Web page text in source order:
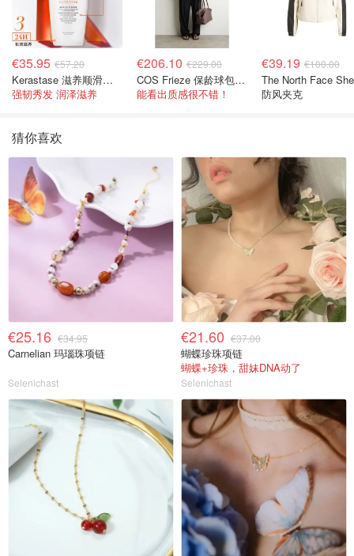
€35.95 €57.20
Kerastase 滋养顺滑洗发水500ml
强韧秀发 润泽滋养
€206.10 €229.00
COS Frieze 保龄球包 棕色皮革
能看出质感很不错！
€39.19 €100.00
The North Face
防风夹克
猜你喜欢
€25.16 €34.95
Carnelian 玛瑙珠项链
Selenichast
€21.60 €37.00
蝴蝶珍珠项链
蝴蝶+珍珠，甜妹DNA动了
Selenichast